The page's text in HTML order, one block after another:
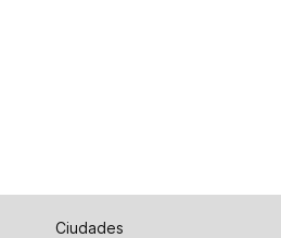
Ciudades